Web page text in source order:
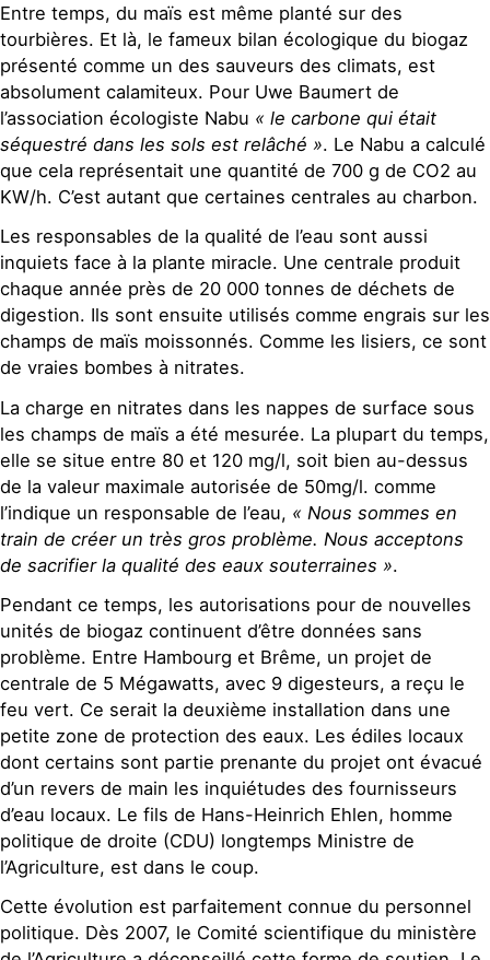
Entre temps, du maïs est même planté sur des
tourbières. Et là, le fameux bilan écologique du biogaz
présenté comme un des sauveurs des climats, est
absolument calamiteux. Pour Uwe Baumert de
l’association écologiste Nabu « le carbone qui était
séquestré dans les sols est relâché ». Le Nabu a calculé
que cela représentait une quantité de 700 g de CO2 au
KW/h. C’est autant que certaines centrales au charbon.
Les responsables de la qualité de l’eau sont aussi
inquiets face à la plante miracle. Une centrale produit
chaque année près de 20 000 tonnes de déchets de
digestion. Ils sont ensuite utilisés comme engrais sur les
champs de maïs moissonnés. Comme les lisiers, ce sont
de vraies bombes à nitrates.
La charge en nitrates dans les nappes de surface sous
les champs de maïs a été mesurée. La plupart du temps,
elle se situe entre 80 et 120 mg/l, soit bien au-dessus
de la valeur maximale autorisée de 50mg/l. comme
l’indique un responsable de l’eau, « Nous sommes en
train de créer un très gros problème. Nous acceptons
de sacrifier la qualité des eaux souterraines ».
Pendant ce temps, les autorisations pour de nouvelles
unités de biogaz continuent d’être données sans
problème. Entre Hambourg et Brême, un projet de
centrale de 5 Mégawatts, avec 9 digesteurs, a reçu le
feu vert. Ce serait la deuxième installation dans une
petite zone de protection des eaux. Les édiles locaux
dont certains sont partie prenante du projet ont évacué
d’un revers de main les inquiétudes des fournisseurs
d’eau locaux. Le fils de Hans-Heinrich Ehlen, homme
politique de droite (CDU) longtemps Ministre de
l’Agriculture, est dans le coup.
Cette évolution est parfaitement connue du personnel
politique. Dès 2007, le Comité scientifique du ministère